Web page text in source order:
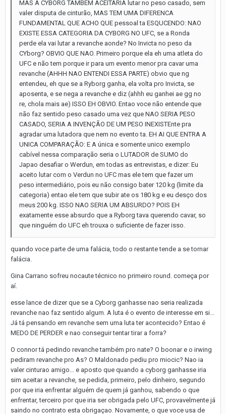
MAS A CYBORG TAMBEM ACEITARIA lutar no peso casado, sem
valer disputa de cinturão, MAS TEM UMA DIFERENCA
FUNDAMENTAL QUE ACHO QUE pessoal ta ESQUCENDO: NAO
EXISTE ESSA CATEGORIA DA CYBORG NO UFC, se a Ronda
perde ela vai lutar a revanche aonde? No Invicta no peso da
CYborg? OBVIO QUE NAO. Primeiro porque ela eh uma atleta do
UFC e não tem porque ir para um evento menor pra cavar uma
revanche (AHHH NAO ENTENDI ESSA PARTE) obvio que ng
entendeu, eh que se a Ryborg ganha, ela volta pro Invicta, se
aposenta, e se nega a revanche e diz (ahhh eu ganhei ae gg no
re, chola mais ae) ISSO EH OBVIO. Entao voce não entende que
não faz sentido peso casado uma vez que NAO SERIA PESO
CASADO, SERIA A INVENÇÃO DE UM PESO INEXISTEnte pra
agradar uma lutadora que nem no evento ta. EH AI QUE ENTRA A
UNICA COMPARAÇÃO: E A única e somente unico exemplo
cabível nessa comparação seria o LUTADOR de SUMO do
Japao desafiar o Werdun, em todas as entrevistas, e dizer: Eu
aceito lutar com o Verdun no UFC mas ele tem que fazer um
peso intermediário, pois eu não consigo bater 120 kg (limite da
categoria) entao ele tem que subir ate os 180 kg e eu desço dos
meus 200 kg. ISSO NAO SERIA UM ABSURDO? POIS EH
exatamente esse absurdo que a Ryborg tava querendo cavar, so
que ninguém do UFC eh trouxa o suficiente de fazer isso.
quando voce parte de uma falácia, todo o restante tende a se tornar
falácia.
Gina Carrano sofreu nocaute técnico no primeiro round. começa por
aí.
esse lance de dizer que se a Cyborg ganhasse nao seria realizada
revanche nao faz sentido algum. A luta é o evento de interesse em si...
Já tá pensando em revanche sem uma luta ter acontecido? Entao é
MEDO DE PERDER e nao conseguir tentar tirar a forra?
O connor tá pedindo revanche também pro nate? O boonar e o irwing
pediram revanche pro As? O Maldonado pediu pro miocic? Nao ia
valer cinturao amigo... e aposto que quando a cyborg ganhasse iria
sim aceitar a revanche, se pedida, primeiro, pelo dinheiro, segundo
por que iria enfrentar alguém de quem já ganhou, sabendo o que
enfrentar, terceiro por que iria ser obrigada pelo UFC, provavelmente já
saindo no contrato esta obrigaçao. Novamente, o que voce usa de